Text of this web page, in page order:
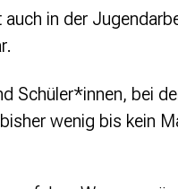
in der
Schüler*innen, bei
wenig bis kein